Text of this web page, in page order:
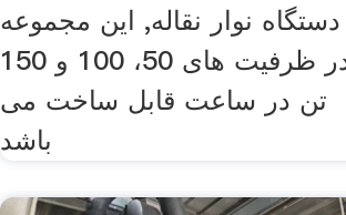
دستگاه نوار نقاله, این مجموعه
در ظرفیت های 50، 100 و 150
تن در ساعت قابل ساخت می
باشد